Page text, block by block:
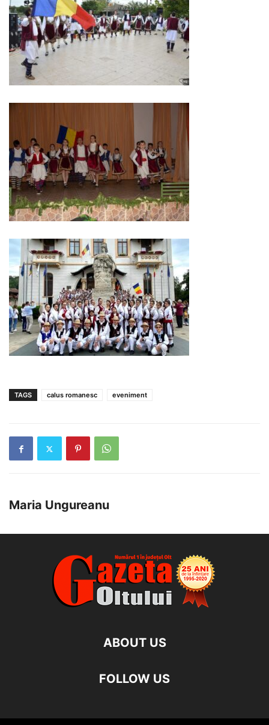
TAGS calus romanesc eveniment
Maria Ungureanu
ABOUT US
FOLLOW US